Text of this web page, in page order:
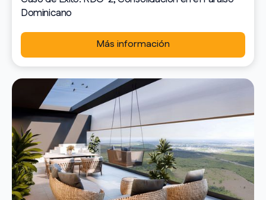
Dominicano
Más información